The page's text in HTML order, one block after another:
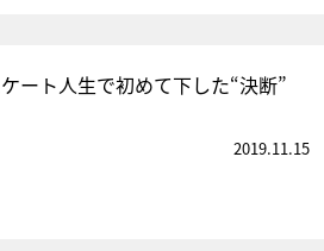
ート人生で初めて下した“決断”
2019.11.15